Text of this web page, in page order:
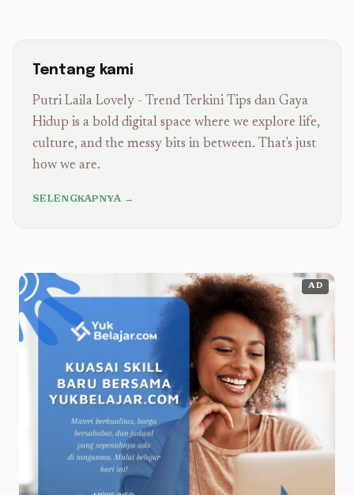
Tentang kami
Putri Laila Lovely - Trend Terkini Tips dan Gaya
Hidup is a bold digital space where we explore life,
culture, and the messy bits in between. That's just
how we are.
SELENGKAPNYA →
AD